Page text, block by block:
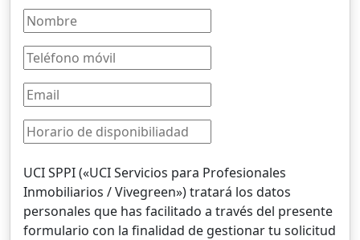
UCI SPPI («UCI Servicios para Profesionales
Inmobiliarios / Vivegreen») tratará los datos
personales que has facilitado a través del presente
formulario con la finalidad de gestionar tu solicitud